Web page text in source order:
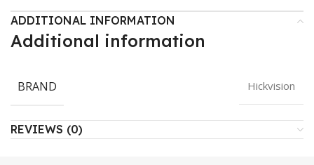
ADDITIONAL INFORMATION
Additional information
BRAND Hickvision
REVIEWS (0)